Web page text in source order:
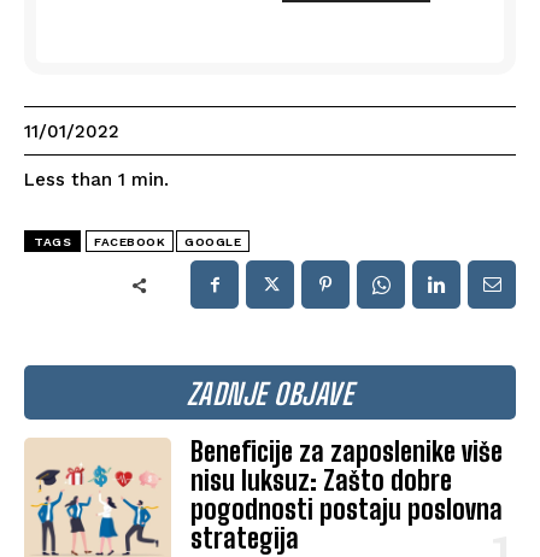
ZADNJE OBJAVE
Beneficije za zaposlenike više
nisu luksuz: Zašto dobre
pogodnosti postaju poslovna
strategija
11/01/2022
Less than 1 min.
TAGS FACEBOOK GOOGLE